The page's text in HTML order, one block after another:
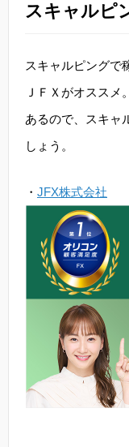
スキャルピ
スキャルピングで
ＪＦＸがオスス
あるので、スキャ
しょう。
・ JFX株式会社